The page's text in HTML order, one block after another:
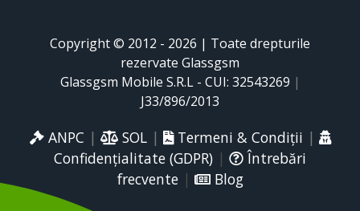
Copyright © 2012 - 2026 | Toate drepturile
rezervate Glassgsm
Glassgsm Mobile S.R.L - CUI: 32543269 |
J33/896/2013
ANPC | SOL| Termeni & Condiții |
Confidențialitate (GDPR) |
Întrebări
frecvente| Blog